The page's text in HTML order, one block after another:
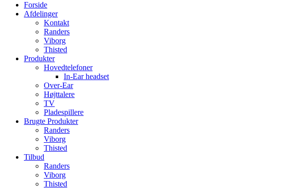
Forside
Afdelinger
Kontakt
Randers
Viborg
Thisted
Produkter
Hovedtelefoner
In-Ear headset
Over-Ear
Højttalere
TV
Pladespillere
Brugte Produkter
Randers
Viborg
Thisted
Tilbud
Randers
Viborg
Thisted